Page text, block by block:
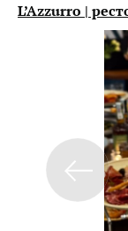
L’Azzurro |